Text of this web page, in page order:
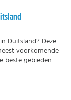
Duitsland? Deze
voorkomende
beste gebieden.